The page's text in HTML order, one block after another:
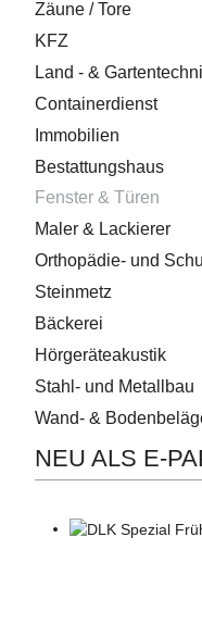
Zäune / Tore
KFZ
Land - &
Containerdienst
Immobilien
Bestattungshaus
Fenster & Türen
Maler & Lackierer
Orthopädie- und
Steinmetz
Bäckerei
Hörgeräteakustik
Stahl- und Metallbau
Wand- &
NEU ALS E-